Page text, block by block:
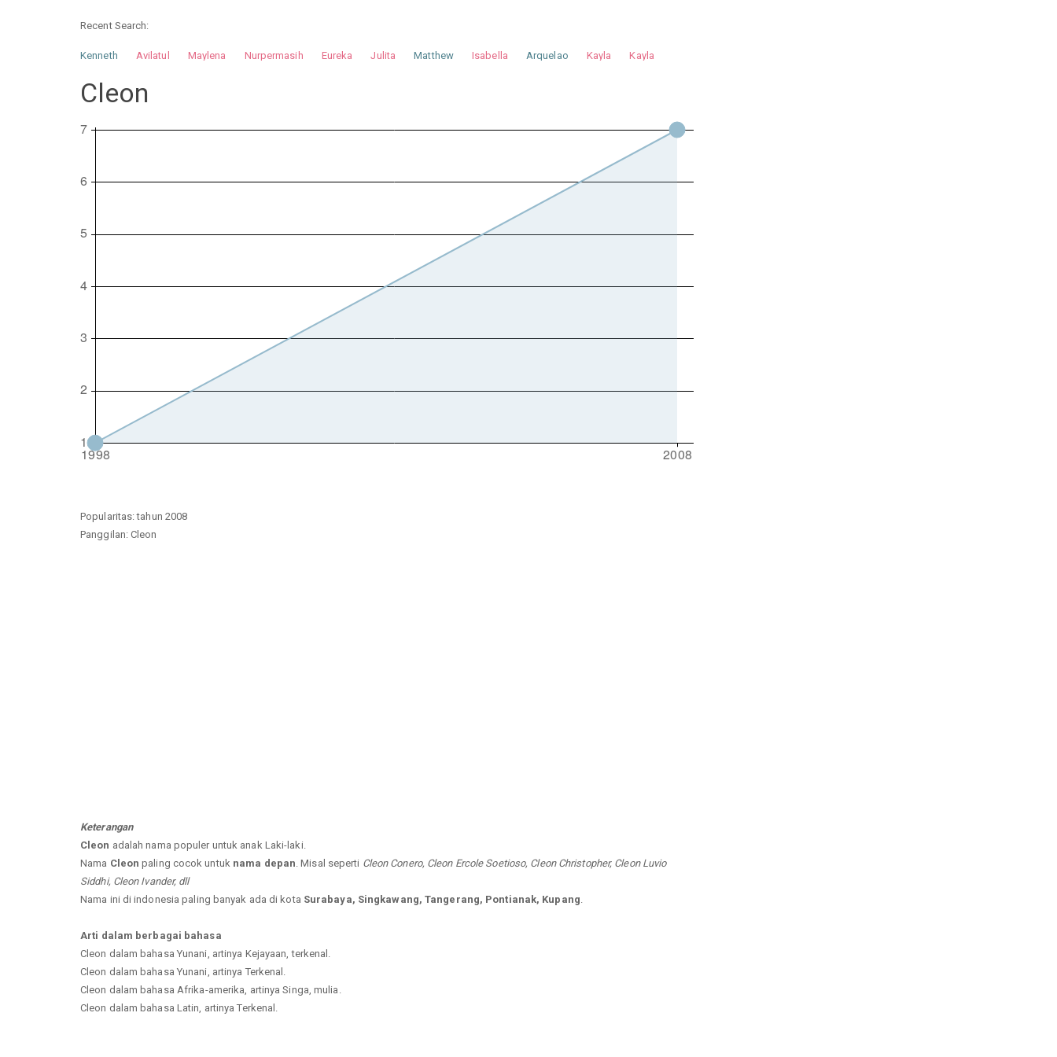
Recent Search:
Kenneth Avilatul Maylena Nurpermasih Eureka Julita Matthew Isabella Arquelao Kayla
Kayla
Cleon
Popularitas: tahun 2008
Panggilan: Cleon
Keterangan
Cleon adalah nama populer untuk anak Laki-laki.
Nama Cleon paling cocok untuk nama depan . Misal seperti Cleon Conero, Cleon Ercole Soetioso, Cleon Christopher, Cleon Luvio
Siddhi, Cleon Ivander, dll
Nama ini di indonesia paling banyak ada di kota Surabaya, Singkawang, Tangerang, Pontianak, Kupang
Arti dalam berbagai bahasa
Cleon dalam bahasa Yunani, artinya Kejayaan, terkenal.
Cleon dalam bahasa Yunani, artinya Terkenal.
Cleon dalam bahasa Afrika-amerika, artinya Singa, mulia.
Cleon dalam bahasa Latin, artinya Terkenal.